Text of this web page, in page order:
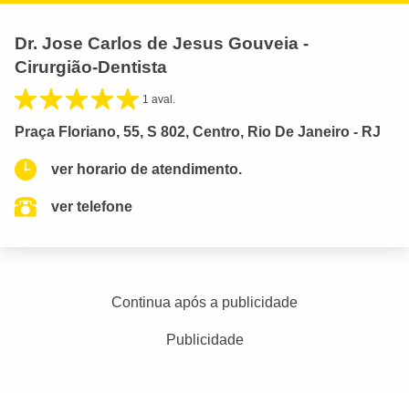
Dr. Jose Carlos de Jesus Gouveia -
Cirurgião-Dentista
1 aval.
Praça Floriano, 55, S 802, Centro, Rio De Janeiro - RJ
ver horario de atendimento.
ver telefone
Continua após a publicidade
Publicidade